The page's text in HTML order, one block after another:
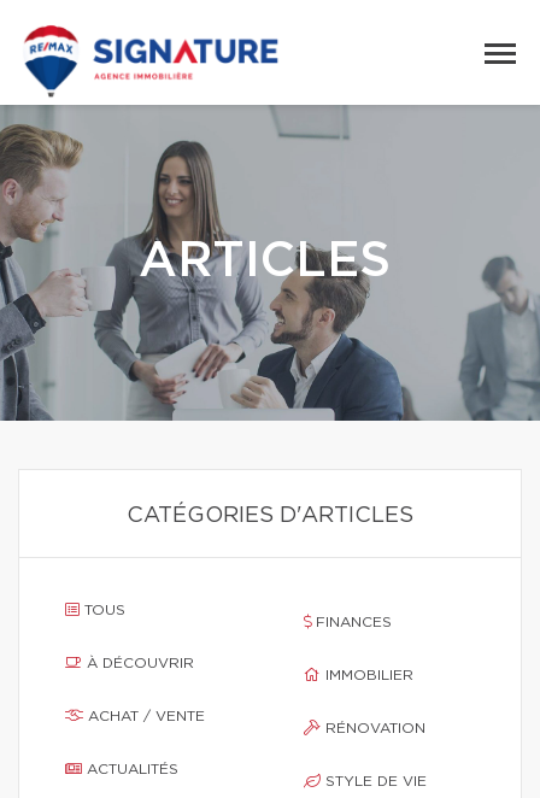
ARTICLES
CATÉGORIES D'ARTICLES
TOUS
À DÉCOUVRIR
ACHAT / VENTE
ACTUALITÉS
FINANCES
IMMOBILIER
RÉNOVATION
STYLE DE VIE